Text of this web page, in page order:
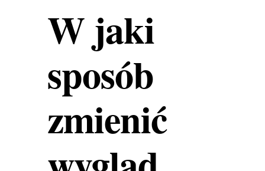
W jaki
sposób
zmienić